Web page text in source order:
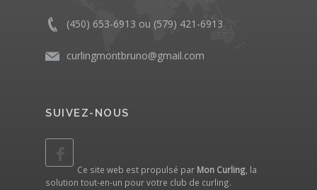
(450) 653-6913 ou (579) 421-6913
curlingmontbruno@gmail.com
SUIVEZ-NOUS
Ce site web est propulsé par Mon Curling , la
solution tout-en-un pour votre club de curling.